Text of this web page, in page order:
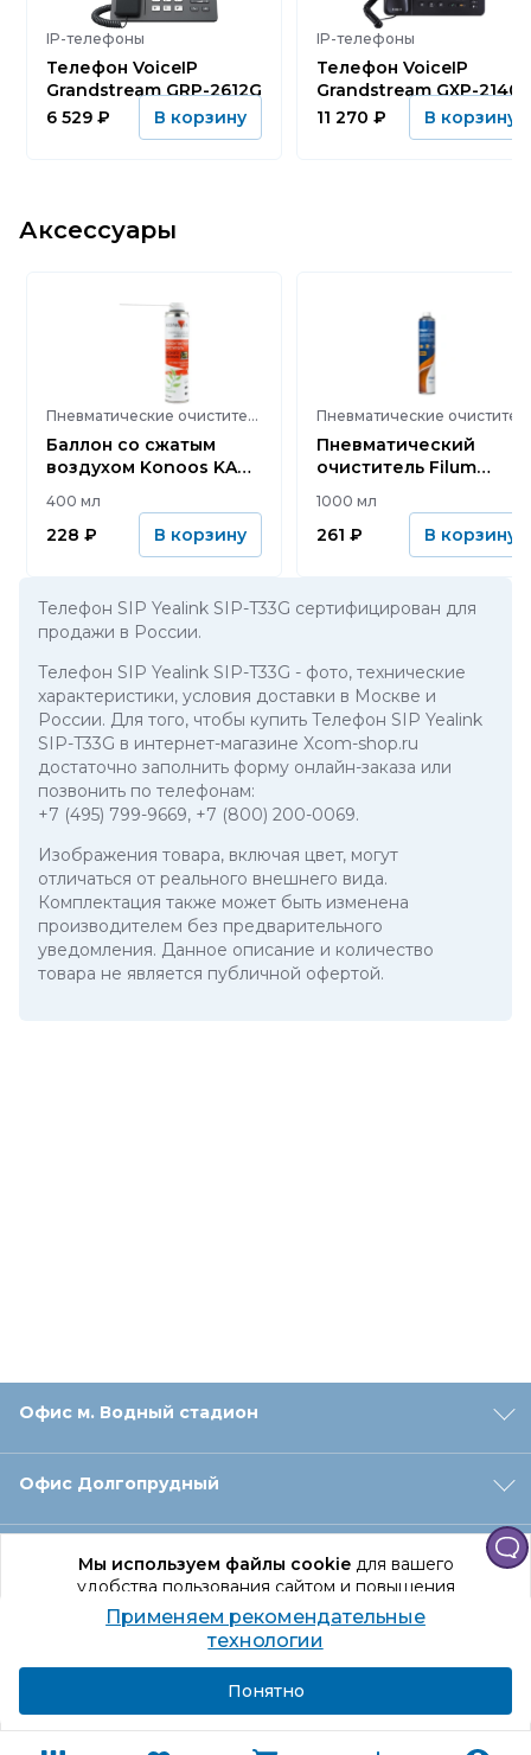
Мы используем файлы cookieдля вашего
удобства пользования сайтом и повышения
качества рекомендаций.
Продолжая использование сайта, вы даете
согласие на обработку персональных данных
IP-телефоны
Телефон VoiceIP
Grandstream GRP-2612G
6 529 ₽ В корзину
IP-телефоны
Телефон VoiceIP
Grandstream GXP-2140
11 270 ₽ В корзину
Аксессуары
Пневматические очистители
Баллон со сжатым
воздухом Konoos KAD-
400 мл
228 ₽ В корзину
Пневматический
очиститель Filum
1000 мл
261 ₽ В корзину
Телефон SIP Yealink SIP-T33G сертифицирован для
продажи в России.
Телефон SIP Yealink SIP-T33G - фото, технические
характеристики, условия доставки в Москве и
России. Для того, чтобы купить Телефон SIP Yealink
SIP-T33G в интернет-магазине Xcom-shop.ru
достаточно заполнить форму онлайн-заказа или
позвонить по телефонам:
+7 (495) 799-9669, +7 (800) 200-0069.
Изображения товара, включая цвет, могут
отличаться от реального внешнего вида.
Комплектация также может быть изменена
производителем без предварительного
уведомления. Данное описание и количество
товара не является публичной офертой.
Офис м. Водный стадион
Офис Долгопрудный
Офис Санкт‑Петербург
Оформление заказа
Применяем рекомендательные
технологии
Понятно